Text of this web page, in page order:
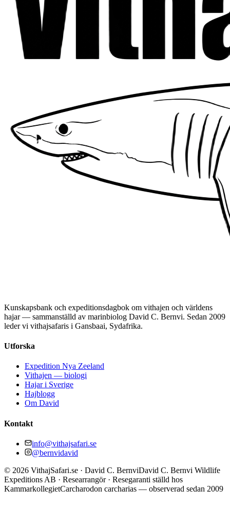
Kunskapsbank och expeditionsdagbok om vithajen och världens
hajar — sammanställd av marinbiolog David C. Bernvi. Sedan 2009
leder vi vithajsafaris i Gansbaai, Sydafrika.
Utforska
Expedition Nya Zeeland
Vithajen — biologi
Hajar i Sverige
Hajblogg
Om David
Kontakt
info@vithajsafari.se
@bernvidavid
© 2026 VithajSafari.se · David C. BernviDavid C. Bernvi Wildlife
Expeditions AB · Researrangör · Resegaranti ställd hos
KammarkollegietCarcharodon carcharias — observerad sedan 2009